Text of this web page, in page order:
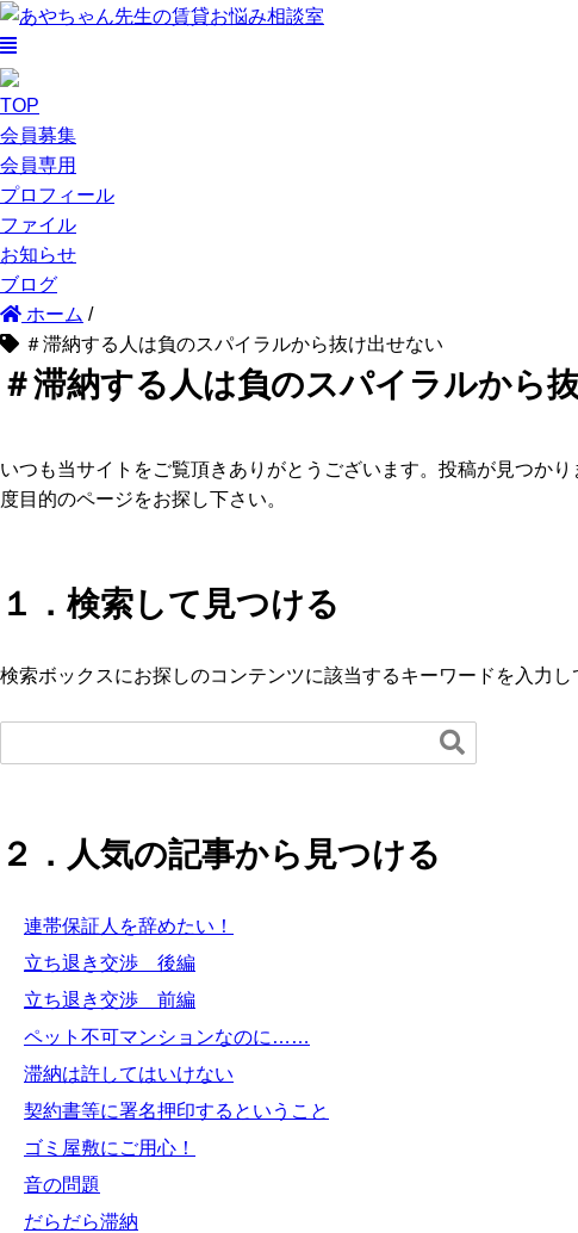
TOP
会員募集
会員専用
プロフィール
ファイル
お知らせ
ブログ
ホーム /
＃滞納する人は負のスパイラルから抜け出せない
＃滞納する人は負のスパイラルから
いつも当サイトをご覧頂きありがとうございます。投稿が見つか
度目的のページをお探し下さい。
１．検索して見つける
検索ボックスにお探しのコンテンツに該当するキーワードを入力

２．人気の記事から見つける
連帯保証人を辞めたい！
立ち退き交渉 後編
立ち退き交渉 前編
ペット不可マンションなのに……
滞納は許してはいけない
契約書等に署名押印するということ
ゴミ屋敷にご用心！
音の問題
だらだら滞納